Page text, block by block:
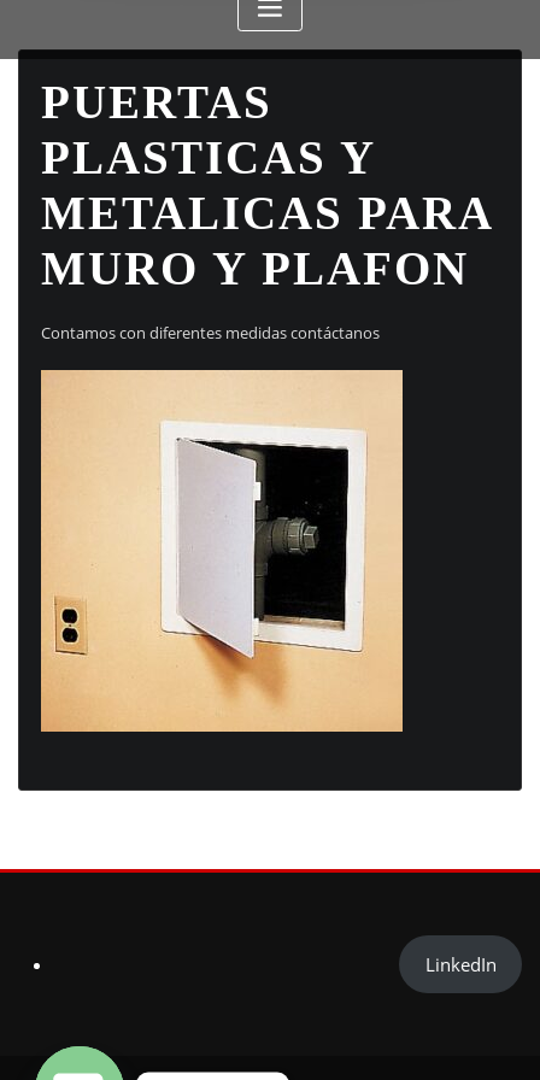
PUERTAS
PLASTICAS Y
METALICAS PARA
MURO Y PLAFON
Contamos con diferentes medidas contáctanos
LinkedIn